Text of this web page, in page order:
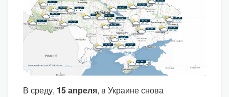
В среду, 15 апреля, в Украине снова